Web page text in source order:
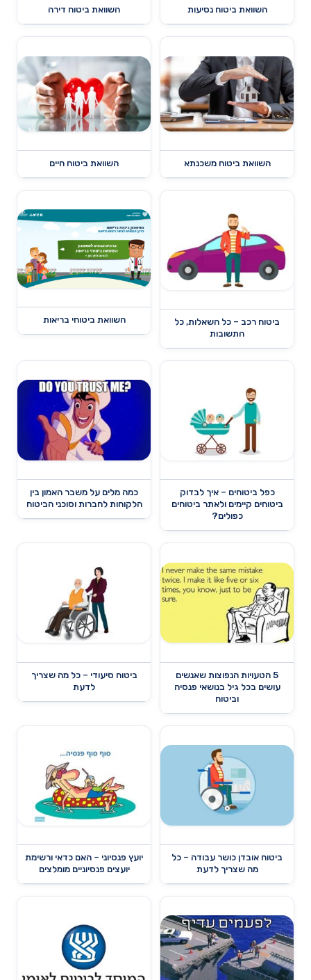
השוואת ביטוח נסיעות השוואת ביטוח דירה
השוואת ביטוח משכנתא השוואת ביטוח חיים
ביטוח רכב – כל השאלות, כל
התשובות
השוואת ביטוחי בריאות
כפל ביטוחים – איך לבדוק
ביטוחים קיימים ולאתר ביטוחים
כפולים?
כמה מלים על משבר האמון בין
הלקוחות לחברות וסוכני הביטוח
5 הטעויות הנפוצות שאנשים
עושים בכל גיל בנושאי פנסיה
וביטוח
ביטוח סיעודי – כל מה שצריך
לדעת
ביטוח אובדן כושר עבודה – כל
מה שצריך לדעת
יועץ פנסיוני – האם כדאי ורשימת
יועצים פנסיוניים מומלצים